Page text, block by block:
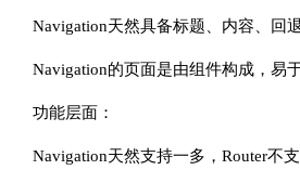
Navigation天然具备标题、内容、回
Navigation的页面是由组件构成，易
功能层面：
Navigation天然支持一多，Router不支